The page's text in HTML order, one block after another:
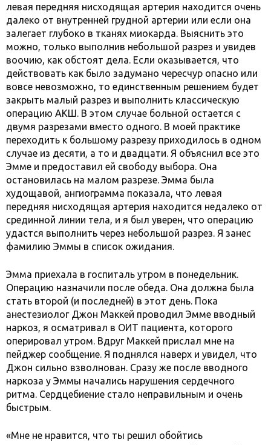
левая передняя нисходящая артерия находится очень
далеко от внутренней грудной артерии или если она
залегает глубоко в тканях миокарда. Выяснить это
можно, только выполнив небольшой разрез и увидев
воочию, как обстоят дела. Если оказывается, что
действовать как было задумано чересчур опасно или
вовсе невозможно, то единственным решением будет
закрыть малый разрез и выполнить классическую
операцию АКШ. В этом случае больной остается с
двумя разрезами вместо одного. В моей практике
переходить к большому разрезу приходилось в одном
случае из десяти, а то и двадцати. Я объяснил все это
Эмме и предоставил ей свободу выбора. Она
остановилась на малом разрезе. Эмма была
худощавой, ангиограмма показала, что левая
передняя нисходящая артерия находится недалеко от
срединной линии тела, и я был уверен, что операцию
удастся выполнить через небольшой разрез. Я занес
фамилию Эммы в список ожидания.
Эмма приехала в госпиталь утром в понедельник.
Операцию назначили после обеда. Она должна была
стать второй (и последней) в этот день. Пока
анестезиолог Джон Маккей проводил Эмме вводный
наркоз, я осматривал в ОИТ пациента, которого
оперировал утром. Вдруг Маккей прислал мне на
пейджер сообщение. Я поднялся наверх и увидел, что
Джон сильно взволнован. Сразу же после вводного
наркоза у Эммы начались нарушения сердечного
ритма. Сердцебиение стало неправильным и очень
быстрым.
«Мне не нравится, что ты решил обойтись